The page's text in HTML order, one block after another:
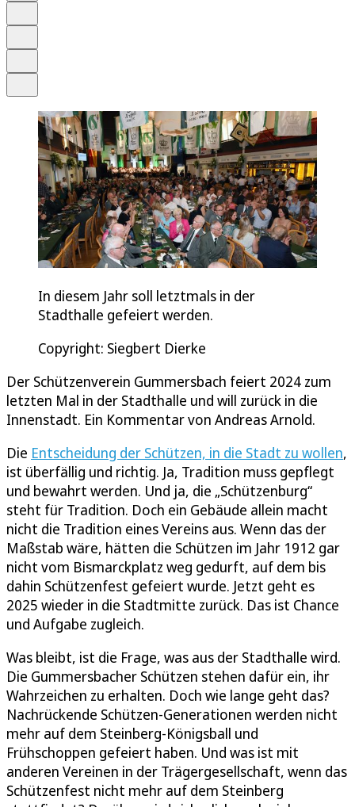
In diesem Jahr soll letztmals in der
Stadthalle gefeiert werden.
Copyright: Siegbert Dierke
Der Schützenverein Gummersbach feiert 2024 zum
letzten Mal in der Stadthalle und will zurück in die
Innenstadt. Ein Kommentar von Andreas Arnold.
Die Entscheidung der Schützen, in die Stadt zu wollen,
ist überfällig und richtig. Ja, Tradition muss gepflegt
und bewahrt werden. Und ja, die „Schützenburg“
steht für Tradition. Doch ein Gebäude allein macht
nicht die Tradition eines Vereins aus. Wenn das der
Maßstab wäre, hätten die Schützen im Jahr 1912 gar
nicht vom Bismarckplatz weg gedurft, auf dem bis
dahin Schützenfest gefeiert wurde. Jetzt geht es
2025 wieder in die Stadtmitte zurück. Das ist Chance
und Aufgabe zugleich.
Was bleibt, ist die Frage, was aus der Stadthalle wird.
Die Gummersbacher Schützen stehen dafür ein, ihr
Wahrzeichen zu erhalten. Doch wie lange geht das?
Nachrückende Schützen-Generationen werden nicht
mehr auf dem Steinberg-Königsball und
Frühschoppen gefeiert haben. Und was ist mit
anderen Vereinen in der Trägergesellschaft, wenn das
Schützenfest nicht mehr auf dem Steinberg